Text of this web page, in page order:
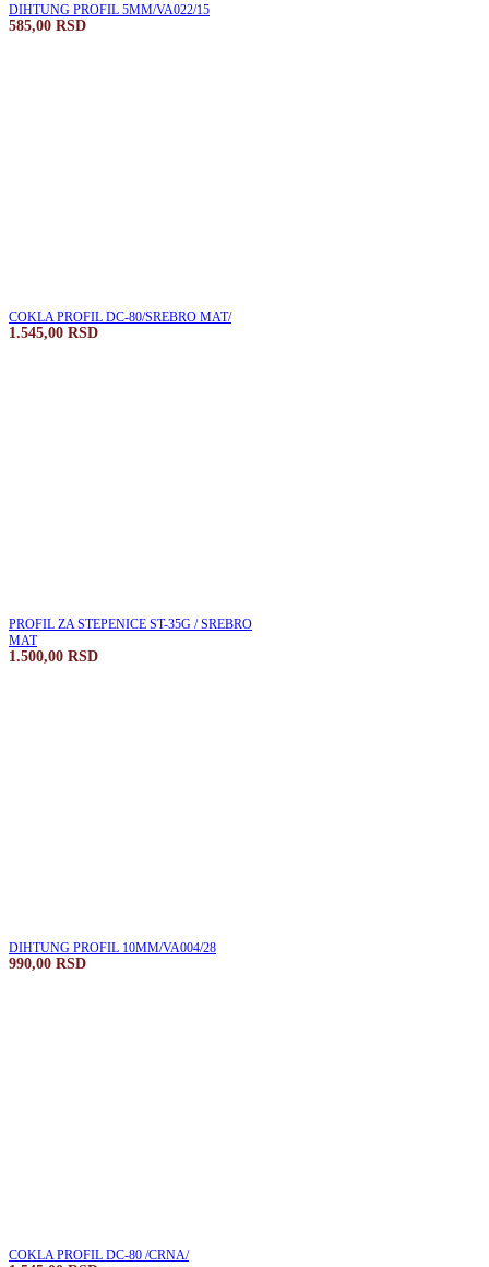
DIHTUNG PROFIL 5MM/VA022/15
585,00 RSD
COKLA PROFIL DC-80/SREBRO MAT/
1.545,00 RSD
PROFIL ZA STEPENICE ST-35G / SREBRO
MAT
1.500,00 RSD
DIHTUNG PROFIL 10MM/VA004/28
990,00 RSD
COKLA PROFIL DC-80 /CRNA/